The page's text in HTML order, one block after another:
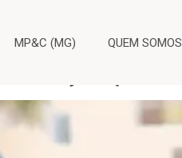
MP&C (MG) QUEM SOMOS